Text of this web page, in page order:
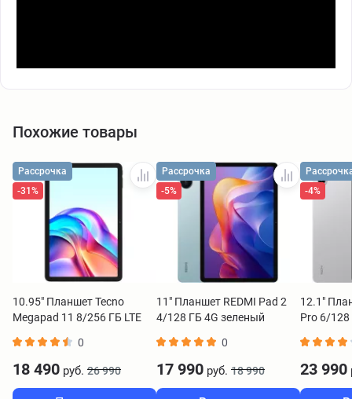
Похожие товары
Рассрочка
-31%
10.95" Планшет Tecno
Megapad 11 8/256 ГБ LTE
0
18 490 руб. 26 990
Рассрочка
-5%
11" Планшет REDMI Pad 2
4/128 ГБ 4G зеленый
0
17 990 руб. 18 990
-4%
12.1"
Pro 6/128
23 990